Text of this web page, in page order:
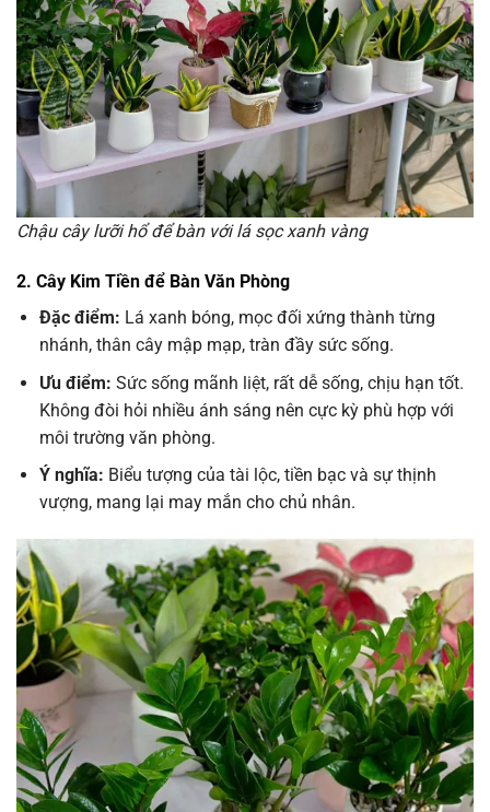
Chậu cây lưỡi hổ để bàn với lá sọc xanh vàng
2. Cây Kim Tiền để Bàn Văn Phòng
Đặc điểm: Lá xanh bóng, mọc đối xứng thành từng
nhánh, thân cây mập mạp, tràn đầy sức sống.
Ưu điểm: Sức sống mãnh liệt, rất dễ sống, chịu hạn tốt.
Không đòi hỏi nhiều ánh sáng nên cực kỳ phù hợp với
môi trường văn phòng.
Ý nghĩa: Biểu tượng của tài lộc, tiền bạc và sự thịnh
vượng, mang lại may mắn cho chủ nhân.